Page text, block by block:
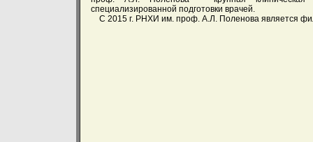
специализированной подготовки врачей.
C 2015 г. РНХИ им. проф. А.Л. Поленова является